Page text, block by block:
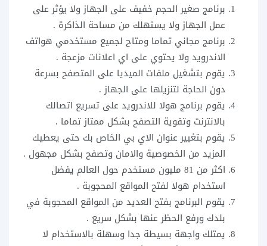
برنامج صغير الحجم خفيف على الجهاز ولا يؤثر على
عمل الجهاز ولا يستهلك من مساحة الذاكرة .
برنامج مجاني تماما ومتاح لجميع مستخدمي هواتف
الاندرويد ولا يحتوي على اي اعلانات مزعجة .
يقوم بتشغيل ملفات الميديا على المتصفح بسرعة
دون الحاجة لتنزيلها على الجهاز .
يقوم برنامج هولا للاندرويد على تسريع اتصالك
بالانترنت وتقوية التصفح بشكل ممتاز تماما .
يقوم بتغيير عنوان الاي بي الخاص بك حتى يعطيك
المزيد من الخصوصية والامان وتصفح بشكل مجهول .
اكثر من 81 مليون مستخدم حول العالم يفضل
استخدام هولا لفتح المواقع المحجوبة .
يقوم البرنامج بفتح العديد من المواقع المحجوبة في
بلدك ورفع الحظر عنها بشكل سريع .
يمتلك واجهة بسيطة جدا وسهلة بالاستخدام لا